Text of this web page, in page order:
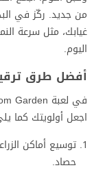
من جديد. ركّز في
غيابك، مثل سرعة
اليوم.
أفضل طرق
اجعل أولويتك كما
حصاد.